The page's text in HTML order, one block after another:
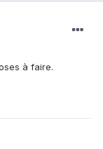
à faire.